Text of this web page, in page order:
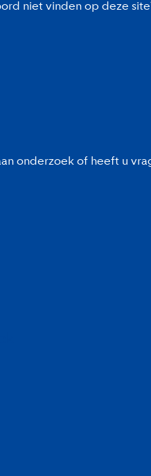
niet vinden op deze
onderzoek of heeft u